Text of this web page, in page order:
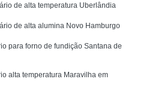
de alta temperatura Uberlândia
de alta alumina Novo Hamburgo
para forno de fundição Santana de
alta temperatura Maravilha em